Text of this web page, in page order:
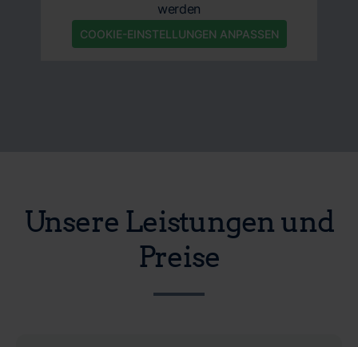
werden
COOKIE-EINSTELLUNGEN ANPASSEN
Unsere Leistungen und
Preise